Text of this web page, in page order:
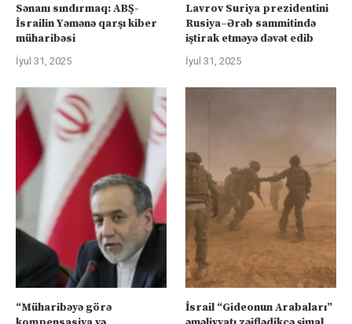
Sənanı sındırmaq: ABŞ-
İsrailin Yəmənə qarşı kiber
müharibəsi
İyul 31, 2025
Lavrov Suriya prezidentini
Rusiya–Ərəb sammitində
iştirak etməyə dəvət edib
İyul 31, 2025
“Müharibəyə görə
İsrail “Gideonun Arabaları”